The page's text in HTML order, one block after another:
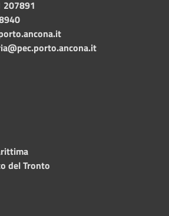
207891
del Tronto